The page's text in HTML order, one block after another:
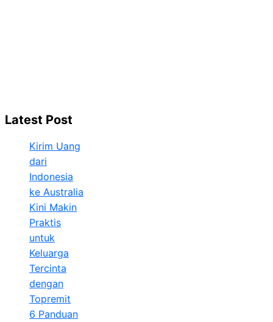
Latest Post
Kirim Uang
dari
Indonesia
ke Australia
Kini Makin
Praktis
untuk
Keluarga
Tercinta
dengan
Topremit
6 Panduan